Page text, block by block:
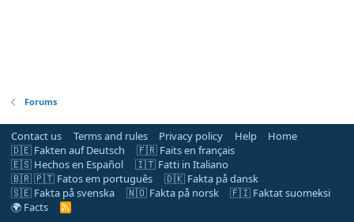
Forums
Contact us Terms and rules Privacy policy Help
Home
🇩🇪 Fakten auf Deutsch
🇫🇷 Faits en français
🇪🇸 Hechos en Español
🇮🇹 Fatti in Italiano
🇧🇷 🇵🇹 Fatos em português
🇩🇰 Fakta på dansk
🇸🇪 Fakta på svenska
🇳🇴 Fakta på norsk
🇫🇮 Faktat suomeksi
🌍 Facts
R